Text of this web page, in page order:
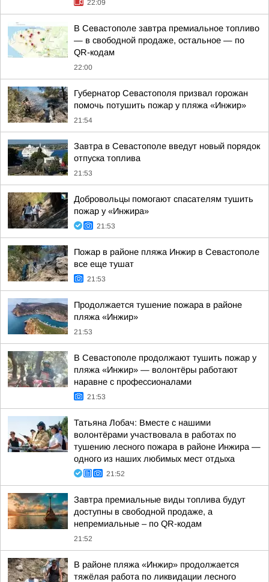
22:09
В Севастополе завтра премиальное топливо
— в свободной продаже, остальное — по
QR-кодам
22:00
Губернатор Севастополя призвал горожан
помочь потушить пожар у пляжа «Инжир»
21:54
Завтра в Севастополе введут новый порядок
отпуска топлива
21:53
Добровольцы помогают спасателям тушить
пожар у «Инжира»
21:53
Пожар в районе пляжа Инжир в Севастополе
все еще тушат
21:53
Продолжается тушение пожара в районе
пляжа «Инжир»
21:53
В Севастополе продолжают тушить пожар у
пляжа «Инжир» — волонтёры работают
наравне с профессионалами
21:53
Татьяна Лобач: Вместе с нашими
волонтёрами участвовала в работах по
тушению лесного пожара в районе Инжира —
одного из наших любимых мест отдыха
21:52
Завтра премиальные виды топлива будут
доступны в свободной продаже, а
непремиальные – по QR-кодам
21:52
В районе пляжа «Инжир» продолжается
тяжёлая работа по ликвидации лесного